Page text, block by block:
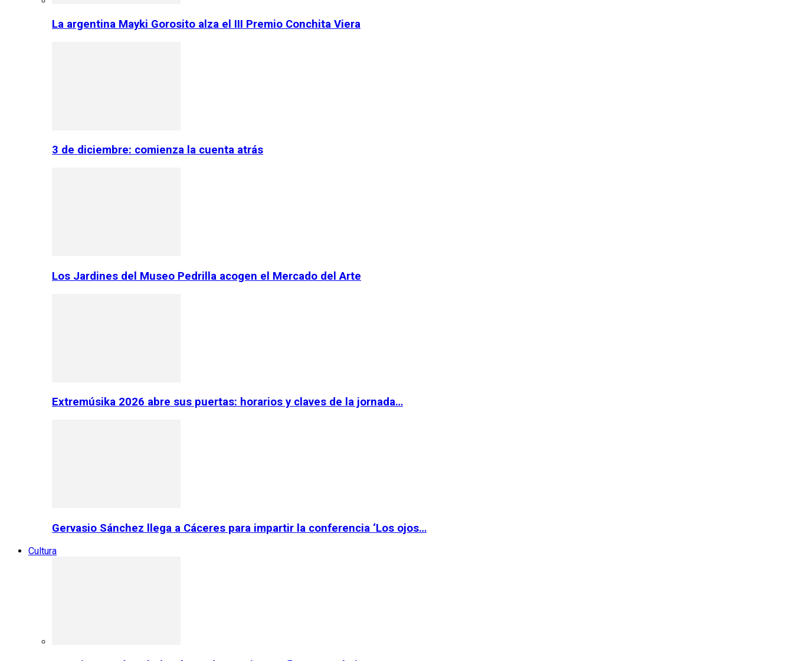
La argentina Mayki Gorosito alza el III Premio Conchita Viera
3 de diciembre: comienza la cuenta atrás
Los Jardines del Museo Pedrilla acogen el Mercado del Arte
Extremúsika 2026 abre sus puertas: horarios y claves de la jornada…
Gervasio Sánchez llega a Cáceres para impartir la conferencia ‘Los ojos…
Cultura